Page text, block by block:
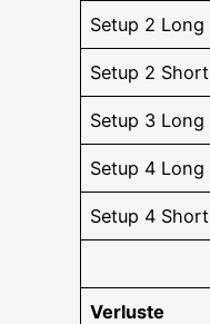
Set­up 2 Long
Set­up 2 Short
Set­up 3 Long
Set­up 4 Long
Set­up 4 Short
Ver­lus­te